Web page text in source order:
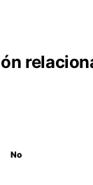
No